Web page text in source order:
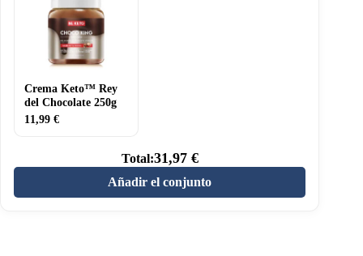
Crema Keto™ Rey
del Chocolate 250g
11,99 €
Total:31,97 €
Añadir el conjunto